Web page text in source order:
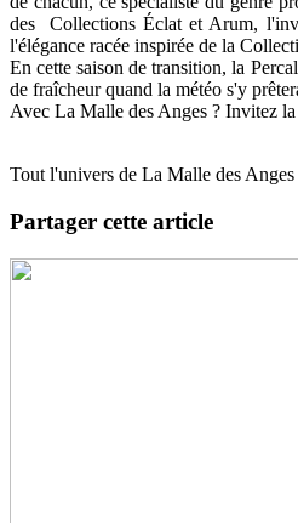
des Collections Éclat et Arum,
l'élégance racée inspirée de la
En cette saison de transition, la
de fraîcheur quand la météo s'y
Avec La Malle des Anges ? Invitez
Tout l'univers de La Malle des
Partager cette article